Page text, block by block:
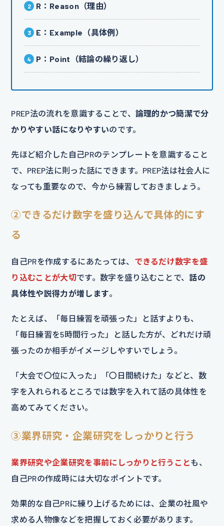
R：Reason（理由）
E：Example（具体例）
P：Point（結論の繰り返し）
PREP法の流れを意識することで、 論理的かつ簡潔で分
かりやすい話になりやすいのです。
先ほど紹介した自己PRのテンプレートを意識すること
で、PREP法に則った話にできます。PREP法は社会人に
なっても重要なので、今から練習しておきましょう。
②できるだけ数字を盛り込んで具体的にす
る
自己PRを作成するにあたっては、 できるだけ数字を盛
り込むことが大切です。数字を盛り込むことで、 話の
具体性や説得力が増します。
たとえば、「毎日練習を頑張った」と話すよりも、
「毎日練習を5時間行った」と話した方が、どれだけ頑
張ったのか相手がイメージしやすいでしょう。
「大会で〇位に入った」「〇日間続けた」などと、数
字を入れられるところでは数字を入れて話の具体性を
高めてみてください。
③業界研究・企業研究をしっかりと行う
業界研究や企業研究を事前にしっかりと行うことも、
自己PRの作成時には大切なポイントです。
効果的な自己PRに練り上げるためには、企業の社風や
求める人物像などを把握しておく必要があります。